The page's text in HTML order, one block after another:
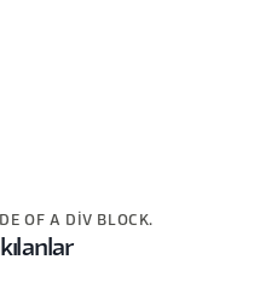
OF A DIV BLOCK.